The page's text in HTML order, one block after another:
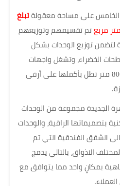
الخامس على مساحة معقولة تبلغ
تم تقسيمهم وتوزيعهم
توزيع الوحدات بشكل
الخضراء، وتشغل واجهات
المحلات بالكمبوند حوالي 800 متر تطل بأكملها على أرقى
الجديدة مجموعة من الوحدات
بتصميماتها الراقية، والوحدات
الى الشقق الفندقية التي تم
الاذواق، بالتالي يدمج
بمكانٍ واحد مما يتوافق مع